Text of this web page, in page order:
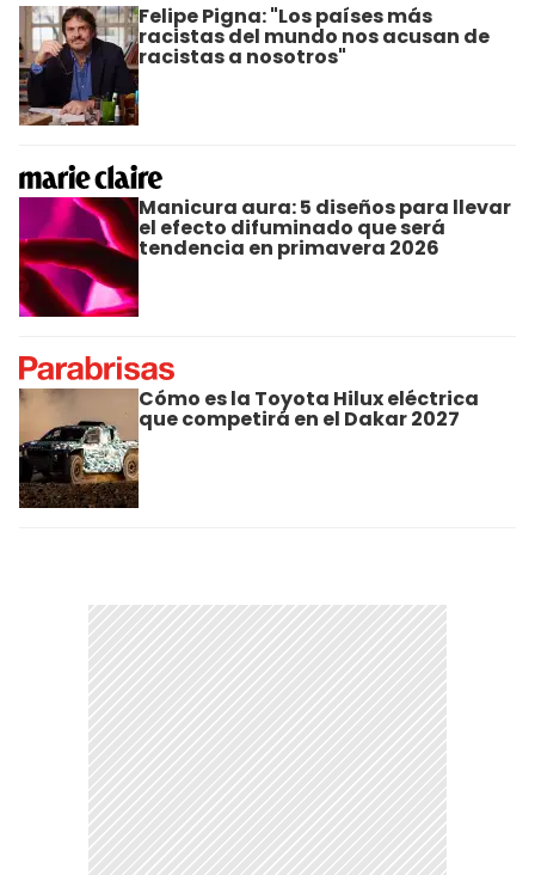
Felipe Pigna: "Los países más
racistas del mundo nos acusan de
racistas a nosotros"
Manicura aura: 5 diseños para llevar
el efecto difuminado que será
tendencia en primavera 2026
Cómo es la Toyota Hilux eléctrica
que competirá en el Dakar 2027